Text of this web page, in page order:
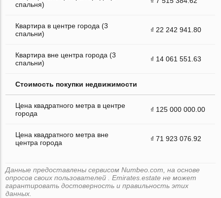
спальня)
Квартира в центре города (3
спальни)
₫ 22 242 941.80
Квартира вне центра города (3
спальни)
₫ 14 061 551.63
Стоимость покупки недвижимости
Цена квадратного метра в центре
города
₫ 125 000 000.00
Цена квадратного метра вне
центра города
₫ 71 923 076.92
Данные предоставлены сервисом Numbeo.com, на основе
опросов своих пользователей . Emirates.estate не может
гарантировать достоверность и правильность этих
данных.